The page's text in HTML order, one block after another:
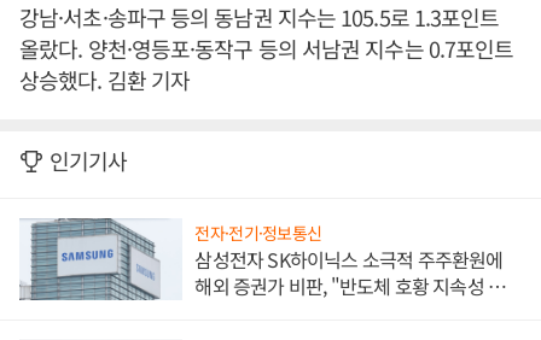
강남·서초·송파구 등의 동남권 지수는 105.5로 1.3포인트
올랐다. 양천·영등포·동작구 등의 서남권 지수는 0.7포인트
상승했다. 김환 기자
인기기사
전자·전기·정보통신
삼성전자 SK하이닉스 소극적 주주환원에
해외 증권가 비판, "반도체 호황 지속성 의